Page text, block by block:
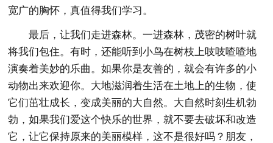
宽广的胸怀，真值得我们学习。
最后，让我们走进森林。一进森林，茂密的树叶就
将我们包住。有时，还能听到小鸟在树枝上吱吱喳喳地
演奏着美妙的乐曲。如果你是友善的，就会有许多的小
动物出来欢迎你。大地滋润着生活在土地上的生物，使
它们茁壮成长，变成美丽的大自然。大自然时刻生机勃
勃，如果我们爱这个快乐的世界，就不要去破坏和改造
它，让它保持原来的美丽模样，这不是很好吗？朋友，